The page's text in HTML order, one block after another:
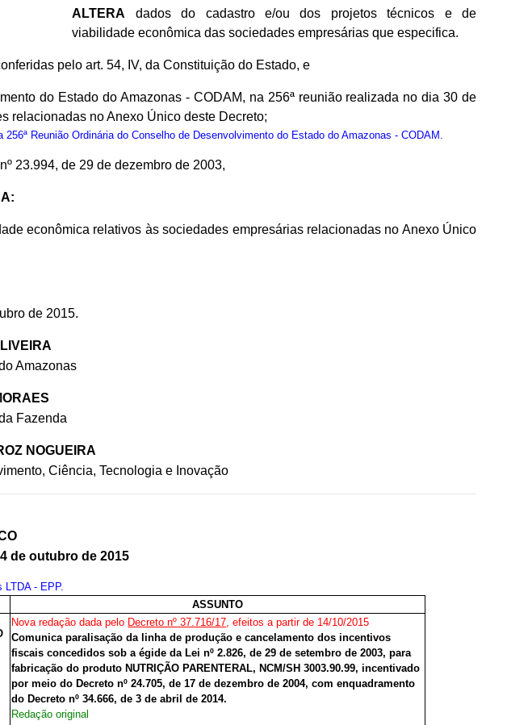
ALTERA dados do cadastro e/ou dos projetos técnicos e de
viabilidade econômica das sociedades empresárias que especifica.
pelo art. 54, IV, da Constituição do Estado, e
do Estado do Amazonas - CODAM, na 256ª reunião realizada no dia 30 de
relacionadas no Anexo Único deste Decreto;
Reunião Ordinária do Conselho de Desenvolvimento do Estado do Amazonas - CODAM.
23.994, de 29 de dezembro de 2003,
econômica relativos às sociedades empresárias relacionadas no Anexo Único
de 2015.
Amazonas
Fazenda
NOGUEIRA
Ciência, Tecnologia e Inovação
de outubro de 2015
- EPP.
ASSUNTO
Nova redação dada pelo Decreto nº 37.716/17, efeitos a partir de 14/10/2015
Comunica paralisação da linha de produção e cancelamento dos incentivos
fiscais concedidos sob a égide da Lei nº 2.826, de 29 de setembro de 2003, para
fabricação do produto NUTRIÇÃO PARENTERAL, NCM/SH 3003.90.99, incentivado
por meio do Decreto nº 24.705, de 17 de dezembro de 2004, com enquadramento
do Decreto nº 34.666, de 3 de abril de 2014.
Redação original